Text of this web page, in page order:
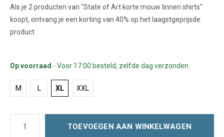
Als je 2 producten van "State of Art korte mouw linnen shirts"
koopt, ontvang je een korting van 40% op het laagstgeprijsde
product.
Op voorraad - Voor 17:00 besteld, zelfde dag verzonden.
M L XL XXL
TOEVOEGEN AAN WINKELWAGEN